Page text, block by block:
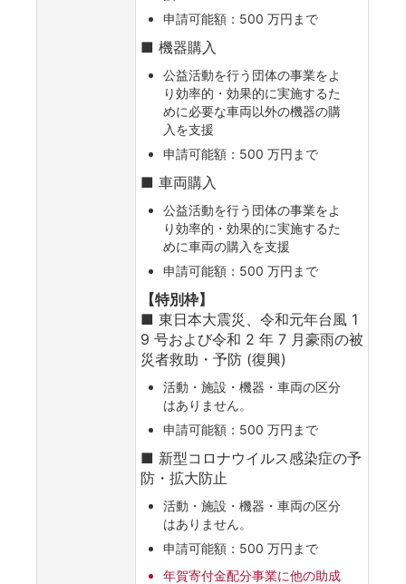
申請可能額：500 万円まで
■ 機器購入
公益活動を行う団体の事業をよ
り効率的・効果的に実施するた
めに必要な車両以外の機器の購
入を支援
申請可能額：500 万円まで
■ 車両購入
公益活動を行う団体の事業をよ
り効率的・効果的に実施するた
めに車両の購入を支援
申請可能額：500 万円まで
【特別枠】
■ 東日本大震災、令和元年台風 1
9 号および令和 2 年 7 月豪雨の被
災者救助・予防 (復興)
活動・施設・機器・車両の区分
はありません。
申請可能額：500 万円まで
■ 新型コロナウイルス感染症の予
防・拡大防止
活動・施設・機器・車両の区分
はありません。
申請可能額：500 万円まで
年賀寄付金配分事業に他の助成